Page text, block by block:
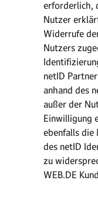
erforderlich,
Nutzer
Widerrufe
Nutzers
netID
anhand des
außer der
Einwilligung
ebenfalls die
des netID
zu
WEB.DE